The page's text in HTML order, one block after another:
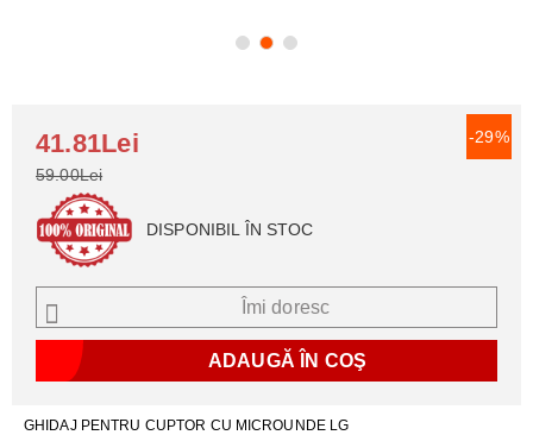
GHIDAJ PENTRU CUPTOR CU MICROUNDE LG
-29%
41.81Lei
59.00Lei
DISPONIBIL ÎN STOC
Îmi doresc